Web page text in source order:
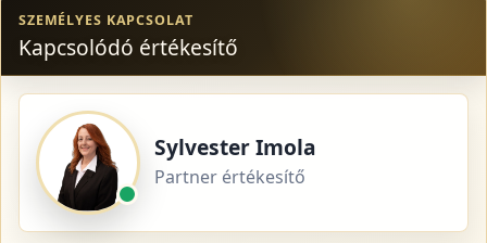
SZEMÉLYES KAPCSOLAT
Kapcsolódó értékesítő
Sylvester Imola
Partner értékesítő